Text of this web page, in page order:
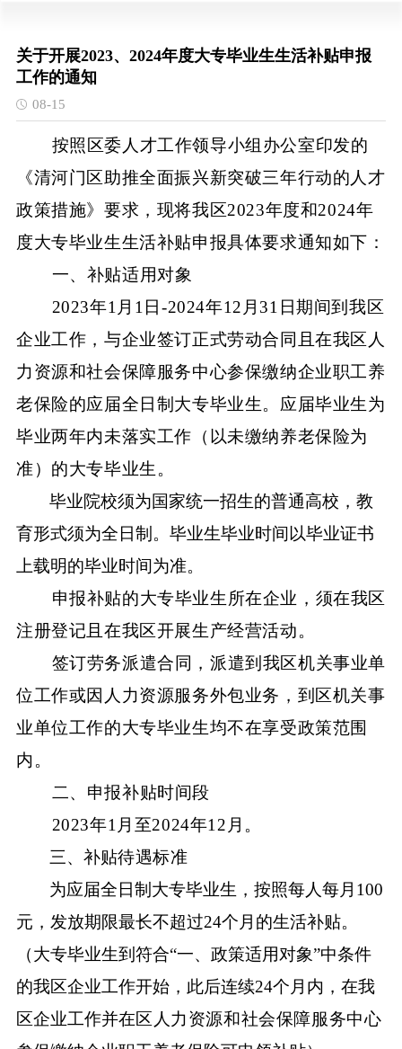
关于开展2023、2024年度大专毕业生生活补贴申报
工作的通知
08-15
按照区委人才工作领导小组办公室印发的
《清河门区助推全面振兴新突破三年行动的人才
政策措施》要求，现将我区2023年度和2024年
度大专毕业生生活补贴申报具体要求通知如下：
一、 补贴适用对象
2023年1月1日-2024年12月31日期间到我区
企业工作，与企业签订正式劳动合同且在我区人
力资源和社会保障服务中心参保缴纳企业职工养
老保险的应届全日制大专毕业生。应届毕业生为
毕业两年内未落实工作（以未缴纳养老保险为
准）的大专毕业生。
毕业院校须为国家统一招生的普通高校，教
育形式须为全日制。毕业生毕业时间以毕业证书
上载明的毕业时间为准。
申报补贴的大专毕业生所在企业，须在我区
注册登记且在我区开展生产经营活动。
签订劳务派遣合同，派遣到我区机关事业单
位工作或因人力资源服务外包业务，到区机关事
业单位工作的大专毕业生均不在享受政策范围
内。
二、 申报补贴时间段
2023年1月至2024年12月。
三、补贴待遇标准
为应届全日制大专毕业生，按照每人每月 100
元，发放期限最长不超过24个月的生活补贴。
（大专毕业生到符合“一、政策适用对象”中条件
的我区企业工作开始，此后连续24个月内，在我
区企业工作并在 区人力资源和社会保障服务中心